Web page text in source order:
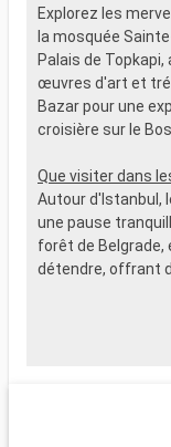
Explorez les
la mosquée
Palais de
œuvres d'art et
Bazar pour une
croisière sur le
Que visiter dans
Autour d'Istanbul,
une pause
forêt de Belgrade,
détendre, offrant